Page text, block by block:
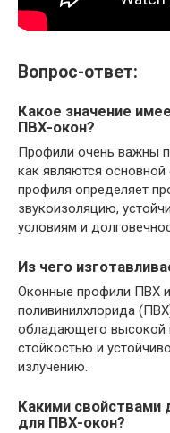
Вопрос-ответ:
Какое значение
ПВХ-окон?
Профили очень важны
как являются
профиля определяет
звукоизоляцию,
условиям и
Из чего
Оконные профили ПВХ
поливинилхлорида
обладающего высокой
стойкостью и
излучению.
Какими
для ПВХ-окон?